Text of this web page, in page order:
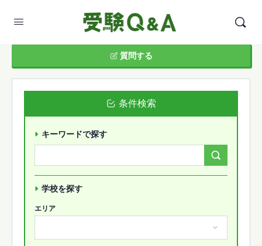
質問する
条件検索
キーワードで探す
学校を探す
エリア